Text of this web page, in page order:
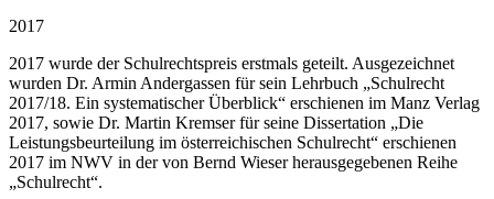
2017
2017 wurde der Schulrechtspreis erstmals geteilt. Ausgezeichnet
wurden Dr. Armin Andergassen für sein Lehrbuch „Schulrecht
2017/18. Ein systematischer Überblick“ erschienen im Manz Verlag
2017, sowie Dr. Martin Kremser für seine Dissertation „Die
Leistungsbeurteilung im österreichischen Schulrecht“ erschienen
2017 im NWV in der von Bernd Wieser herausgegebenen Reihe
„Schulrecht“.